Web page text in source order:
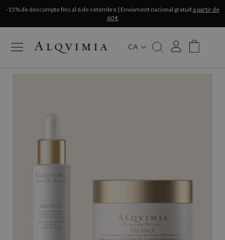
-15% de descompte fins al 6 de setembre | Enviament nacional gratuïta partir de
60 €
CA
My Cart